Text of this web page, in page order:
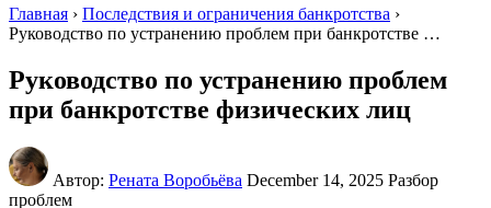
Главная › Последствия и ограничения банкротства ›
Руководство по устранению проблем при банкротстве …
Руководство по устранению проблем
при банкротстве физических лиц
Автор: Рената Воробьёва December 14, 2025 Разбор
проблем